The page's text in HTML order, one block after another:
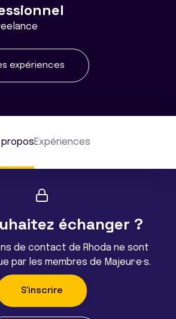
expériences
proposExpériences
échanger ?
de contact de Rhoda ne sont
par les membres de Majeur·e·s.
S'inscrire